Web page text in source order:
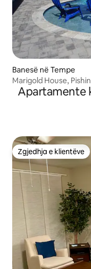
Banesë në Tempe
Marigold House,
Scottsdale
Apartamente
Zgjedhja e klientëve
Zgjedhja e klientëve